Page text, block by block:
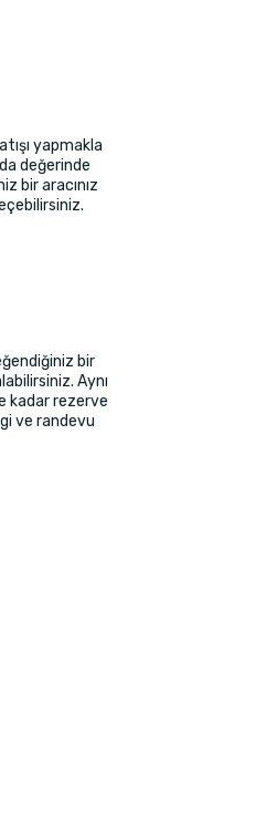
yapmakla
değerinde
bir aracınız
bir
Aynı
kadar rezerve
ve randevu